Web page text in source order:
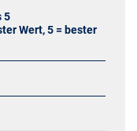
5
Wert, 5 = bester